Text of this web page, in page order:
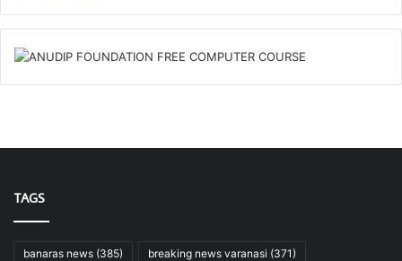
TAGS
banaras news (385) breaking news varanasi (371)